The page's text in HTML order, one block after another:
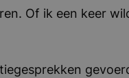
Of ik een keer